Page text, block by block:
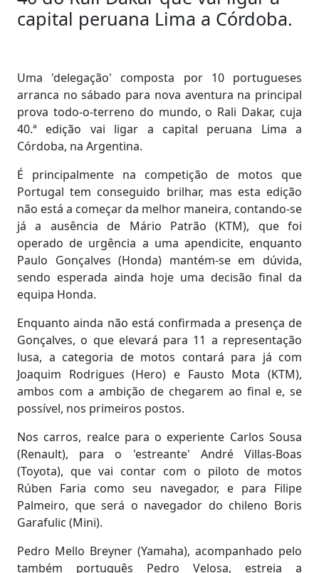
capital peruana Lima a Córdoba.
Uma 'delegação' composta por 10 portugueses
arranca no sábado para nova aventura na principal
prova todo-o-terreno do mundo, o Rali Dakar, cuja
40.ª edição vai ligar a capital peruana Lima a
Córdoba, na Argentina.
É principalmente na competição de motos que
Portugal tem conseguido brilhar, mas esta edição
não está a começar da melhor maneira, contando-se
já a ausência de Mário Patrão (KTM), que foi
operado de urgência a uma apendicite, enquanto
Paulo Gonçalves (Honda) mantém-se em dúvida,
sendo esperada ainda hoje uma decisão final da
equipa Honda.
Enquanto ainda não está confirmada a presença de
Gonçalves, o que elevará para 11 a representação
lusa, a categoria de motos contará para já com
Joaquim Rodrigues (Hero) e Fausto Mota (KTM),
ambos com a ambição de chegarem ao final e, se
possível, nos primeiros postos.
Nos carros, realce para o experiente Carlos Sousa
(Renault), para o 'estreante' André Villas-Boas
(Toyota), que vai contar com o piloto de motos
Rúben Faria como seu navegador, e para Filipe
Palmeiro, que será o navegador do chileno Boris
Garafulic (Mini).
Pedro Mello Breyner (Yamaha), acompanhado pelo
também português Pedro Velosa, estreia a